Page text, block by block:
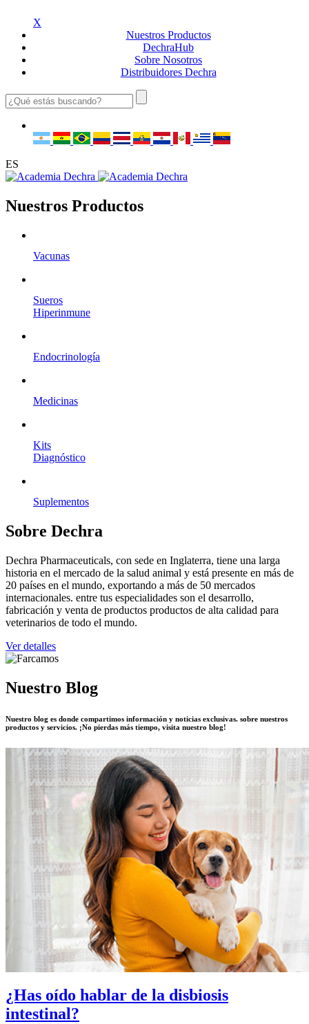
X
Nuestros Productos
DechraHub
Sobre Nosotros
Distribuidores Dechra
ES
Nuestros Productos
Vacunas
Sueros
Hiperinmune
Endocrinología
Medicinas
Kits
Diagnóstico
Suplementos
Sobre Dechra
Dechra Pharmaceuticals, con sede en Inglaterra, tiene una larga
historia en el mercado de la salud animal y está presente en más de
20 países en el mundo, exportando a más de 50 mercados
internacionales. entre tus especialidades son el desarrollo,
fabricación y venta de productos productos de alta calidad para
veterinarios de todo el mundo.
Ver detalles
Nuestro Blog
Nuestro blog es donde compartimos información y noticias exclusivas. sobre nuestros
productos y servicios. ¡No pierdas más tiempo, visita nuestro blog!
¿Has oído hablar de la disbiosis
intestinal?